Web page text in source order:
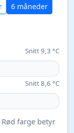
6 måneder
Snitt 9,3 °C
Snitt 8,6 °C
farge betyr